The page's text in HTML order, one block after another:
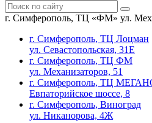
г. Симферополь, ТЦ «ФМ» ул.
г. Симферополь, ТЦ Лоцман
ул. Севастопольская, 31Е
г. Симферополь, ТЦ ФМ
ул. Механизаторов, 51
г. Симферополь, ТЦ
Евпаторийское шоссе, 8
г. Симферополь, Виноград
ул. Никанорова, 4Ж